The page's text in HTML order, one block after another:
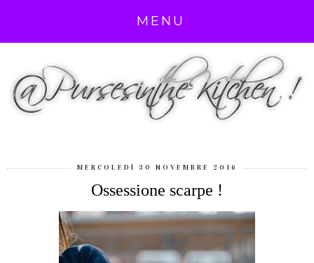
MENU
MERCOLEDÌ 30 NOVEMBRE 2016
Ossessione scarpe !